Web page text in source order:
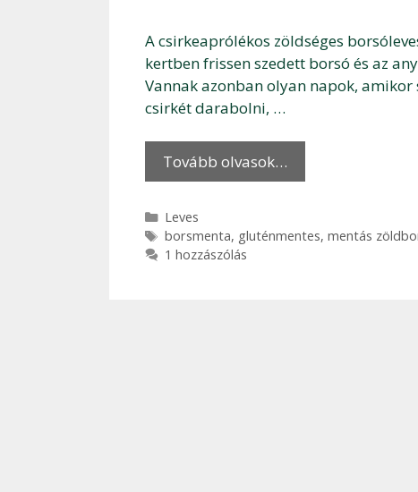
A csirkeaprólékos zöldséges
kertben frissen szedett borsó és az
Vannak azonban olyan napok,
csirkét darabolni, …
Tovább olvasok…
Kategória
Leves
Címkék
borsmenta, gluténmentes, mentás
1 hozzászólás